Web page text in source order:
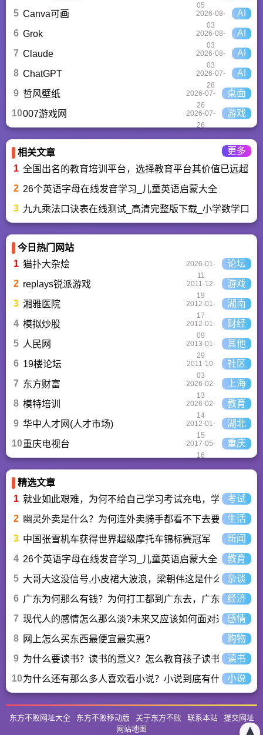
05
5 Canva可画
2026-08-
03
AI
6 Grok
2026-08-
03
AI
7 Claude
2026-08-
03
AI
8 ChatGPT‌
2026-07-
28
AI
9 哲风壁纸
2026-07-
26
桌面
10007游戏网
2026-07-
26
游戏
相关文章
更多
1 全国出名的教育培训平台，选择教育平台其价值已远超传
2 26个英语字母在线发音学习_儿童英语启蒙大全
3 九九乘法口诀表在线测试_高清完整版下载_小学数学口算
今日热门网站
1 猫扑大杂烩
2026-01-
11
论坛
2 replays锐派游戏
2011-12-
19
游戏
3 湘雅医院
2012-01-
17
湖南
4 模拟炒股
2012-01-
09
财经
5 人民网
2013-01-
29
其他
6 19楼论坛
2011-10-
03
社区
7 东方财富
2026-02-
13
上海
8 模特培训
2026-02-
14
教育
9 华中人才网(人才市场)
2012-01-
15
湖北
10重庆电视台
2017-05-
16
重庆
精选文章
1 就业如此艰难，为何不给自己学习考试充电，学一技之长
考试
2 幽灵外卖是什么？为何连外卖骑手都看不下去要举报？
生活
3 中国张雪机车获得世界超级摩托车锦标赛冠军
新闻
4 26个英语字母在线发音学习_儿童英语启蒙大全
教育
5 大哥大这没信号,小皮裙大波浪，梁朝伟这是什么歌曲？
杂谈
6 广东为何那么有钱？为何打工都到广东去，广东连续37年
经济
7 现代人的感情怎么那么淡?未来又应该如何面对这人情淡
感情
8
网上怎么买东西最便宜最实惠?
购物
9 为什么要读书？读书的意义？怎么教育孩子读书？读书
10为什么还有那么多人喜欢看小说？小说到底有什么魅力长
小说
东方不败网址大全 东方不败移动版 关于东方不败 联系本站
提交网址
网站地图